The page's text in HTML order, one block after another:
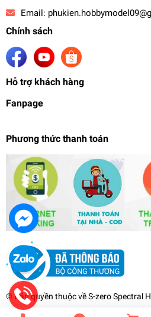
Email:
Chính sách
Hỗ trợ khách hàng
Fanpage
Phương thức thanh toán
© Bản quyền thuộc vềS-zero Spectral
Phụ kiện độ
99.000₫
undefined